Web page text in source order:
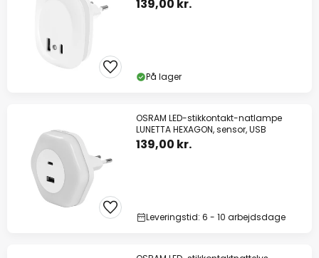
139,00 kr.
På lager
OSRAM LED-stikkontakt-natlampe
LUNETTA HEXAGON, sensor, USB
139,00 kr.
Leveringstid: 6 - 10 arbejdsdage